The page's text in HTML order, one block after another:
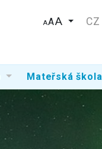
AA CZ
Mateřská škola